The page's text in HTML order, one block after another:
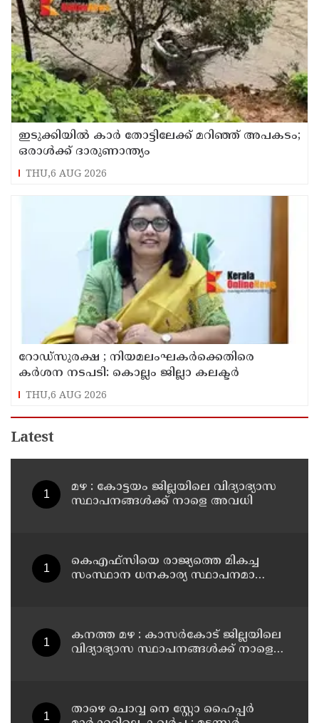
ഇടുക്കിയിൽ കാർ തോട്ടിലേക്ക് മറിഞ്ഞ് അപകടം;
ഒരാൾക്ക് ദാരുണാന്ത്യം
THU,6 AUG 2026
റോഡ്‌സുരക്ഷ ; നിയമലംഘകർക്കെതിരെ
കർശന നടപടി: കൊല്ലം ജില്ലാ കലക്ടർ
THU,6 AUG 2026
Latest
മഴ : കോട്ടയം ജില്ലയിലെ വിദ്യാഭ്യാസ
സ്ഥാപനങ്ങൾക്ക് നാളെ അവധി
കെഎഫ്‌സിയെ രാജ്യത്തെ മികച്ച
സംസ്ഥാന ധനകാര്യ സ്ഥാപനമാക്കും:
കനത്ത മഴ : കാസർകോട് ജില്ലയിലെ
വിദ്യാഭ്യാസ സ്ഥാപനങ്ങൾക്ക് നാളെ
താഴെ ചൊവ്വ നെ സ്റ്റോ ഹൈപ്പർ